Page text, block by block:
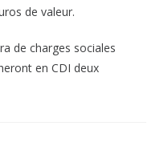
de valeur.
de charges sociales
en CDI deux